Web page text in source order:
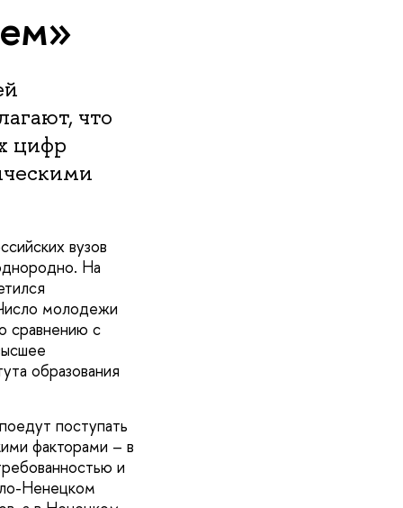
что
цифр
вузов
На
молодежи
сравнению с
образования
поступать
факторами – в
и
Ненецком